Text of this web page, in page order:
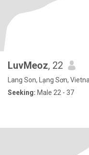
LuvMeoz, 22
Lang Son, Lạng Sơn,
Seeking: Male 22 - 37